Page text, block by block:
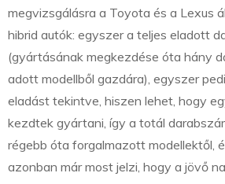
megvizsgálásra a Toyota és a Lexus
hibrid autók: egyszer a teljes eladott
(gyártásának megkezdése óta hány
adott modellből gazdára), egyszer
eladást tekintve, hiszen lehet, hogy
kezdtek gyártani, így a totál
régebb óta forgalmazott modellektől,
azonban már most jelzi, hogy a jövő